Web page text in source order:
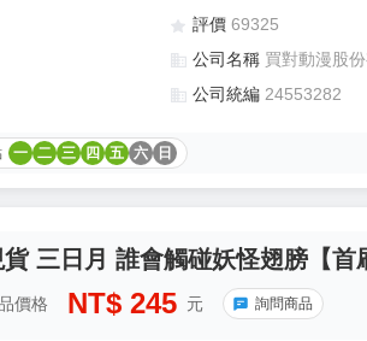
評價 69325
公司名稱 買對動漫股
公司統編 24553282
一 二 三 四 五 六 日
三日月 誰會觸碰妖怪翅膀【首
價格 NT$ 245 元 詢問商品